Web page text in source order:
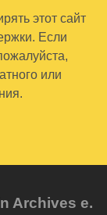
этот сайт
Если
или
Archives e.